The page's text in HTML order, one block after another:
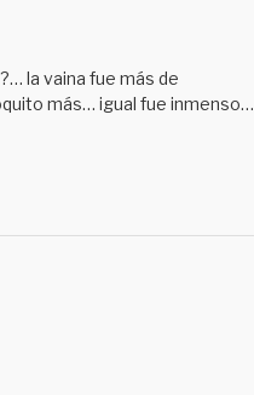
la vaina fue más de
más… igual fue inmenso…
Pibe bárbaro